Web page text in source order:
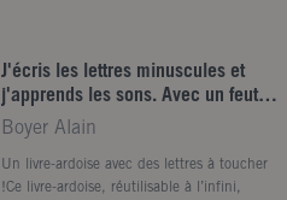
J'écris les lettres minuscules et
j'apprends les sons. Avec un feutre
effaçable
Boyer Alain
Un livre-ardoise avec des lettres à toucher
!Ce livre-ardoise, réutilisable à l’infini,